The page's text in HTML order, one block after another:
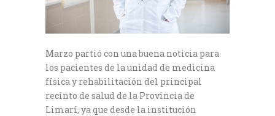
Marzo partió con una buena noticia para
los pacientes de la unidad de medicina
física y rehabilitación del principal
recinto de salud de la Provincia de
Limarí, ya que desde la institución